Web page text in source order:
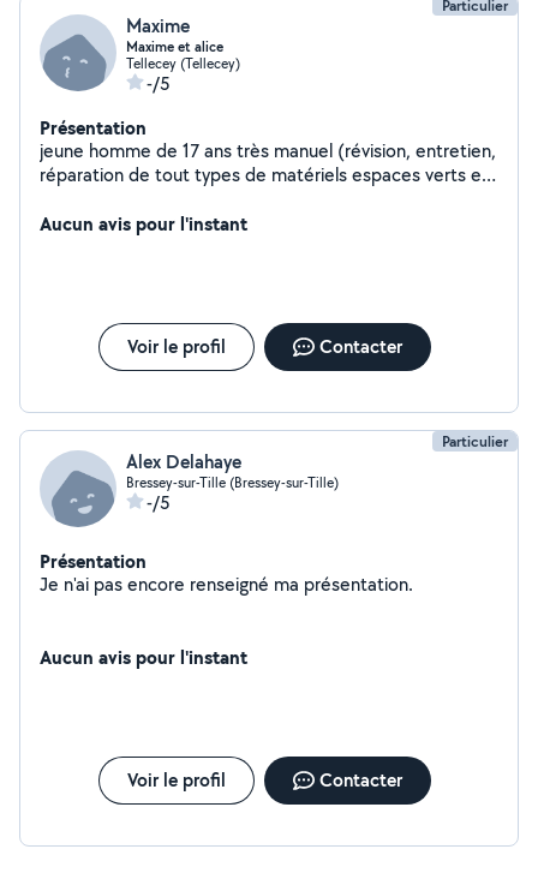
Particulier
Maxime
Maxime et alice
Tellecey (Tellecey)
-/5
Présentation
jeune homme de 17 ans très manuel (révision, entretien,
réparation de tout types de matériels espaces verts et
dog sitting, ménage, aide au devoir).
Aucun avis pour l'instant
Voir le profil Contacter
Particulier
Alex Delahaye
Bressey-sur-Tille (Bressey-sur-Tille)
-/5
Présentation
Je n'ai pas encore renseigné ma présentation.
Aucun avis pour l'instant
Voir le profil Contacter